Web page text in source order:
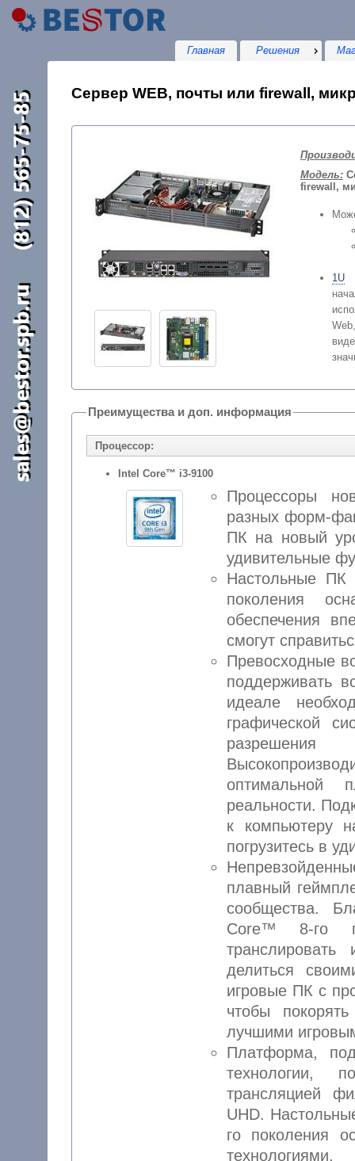
Главная Решения
Сервер WEB, почты или firewall,
Модель:
firewall,
1U
Преимущества и доп. информация
Процессор:
Intel Core™ i3-9100
Процессоры
разных форм-
ПК на новый
удивительные
Настольные ПК
поколения
обеспечения
смогут
Превосходные
поддерживать
идеале
графической
оптимальной
реальности.
к компьютеру
погрузитесь в
плавный
сообщества.
Core™ 8-го
делиться
игровые ПК с
чтобы
лучшими
Платформа,
технологии,
трансляцией
UHD.
го поколения